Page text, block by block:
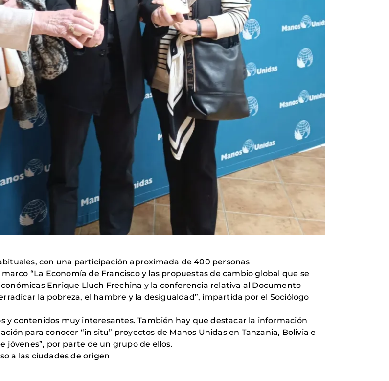
con una participación aproximada de 400 personas
“La Economía de Francisco y las propuestas de cambio global que se
Enrique Lluch Frechina y la conferencia relativa al Documento
la pobreza, el hambre y la desigualdad”, impartida por el Sociólogo
y contenidos muy interesantes. También hay que destacar la información
para conocer “in situ” proyectos de Manos Unidas en Tanzania, Bolivia e
jóvenes”, por parte de un grupo de ellos.
a las ciudades de origen